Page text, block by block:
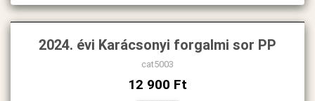
2024. évi Karácsonyi forgalmi sor PP
cat5003
12 900 Ft